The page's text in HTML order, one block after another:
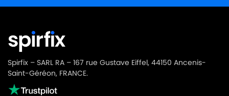
Spirfix – SARL RA – 167 rue Gustave Eiffel, 44150 Ancenis-
Saint-Géréon, FRANCE.